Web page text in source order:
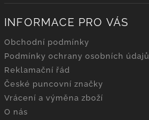
INFORMACE PRO VÁS
Obchodní podmínky
Podmínky ochrany osobních údajů
Reklamační řád
České puncovní značky
Vrácení a výměna zboží
O nás